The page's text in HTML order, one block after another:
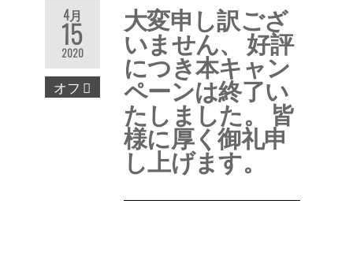
4月
15
2020
オフ
大変申し訳ござ
いません、 好評
につき本キャン
ペーンは終了い
たしました。 皆
様に厚く御礼申
し上げます。